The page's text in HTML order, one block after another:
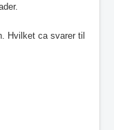
Hvilket ca svarer til